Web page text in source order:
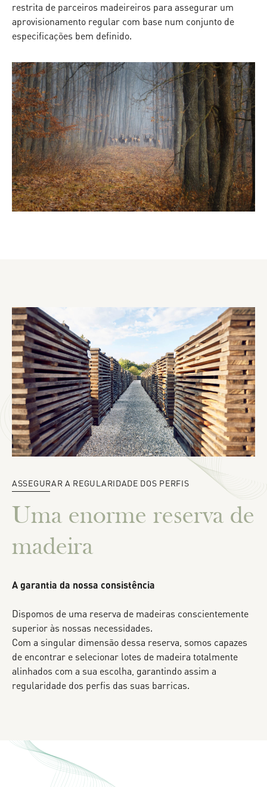
restrita de parceiros madeireiros para assegurar um
aprovisionamento regular com base num conjunto de
especificações bem definido.
ASSEGURAR A REGULARIDADE DOS PERFIS
Uma enorme reserva de
madeira
A garantia da nossa consistência
Dispomos de uma reserva de madeiras conscientemente
superior às nossas necessidades.
Com a singular dimensão dessa reserva, somos capazes
de encontrar e selecionar lotes de madeira totalmente
alinhados com a sua escolha, garantindo assim a
regularidade dos perfis das suas barricas.